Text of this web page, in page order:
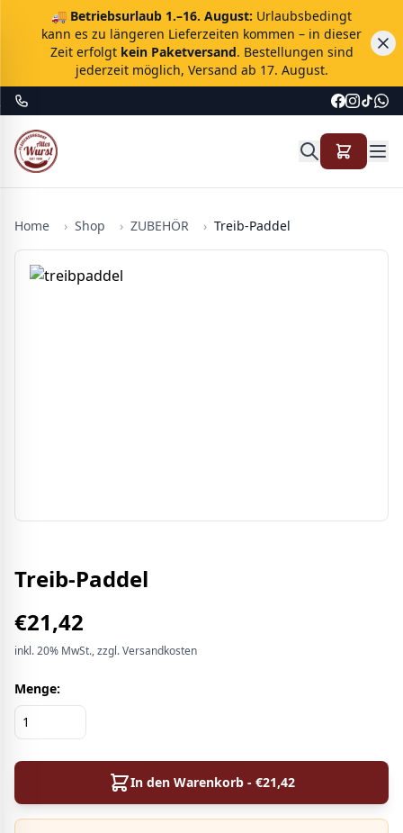
🚚 Betriebsurlaub 1.–16. August: Urlaubsbedingt
kann es zu längeren Lieferzeiten kommen – in dieser
Zeit erfolgt kein Paketversand. Bestellungen sind
jederzeit möglich, Versand ab 17. August.
Home › Shop › ZUBEHÖR › Treib-Paddel
Treib-Paddel
€21,42
inkl.20% MwSt., zzgl. Versandkosten
Menge:
In den Warenkorb - €21,42